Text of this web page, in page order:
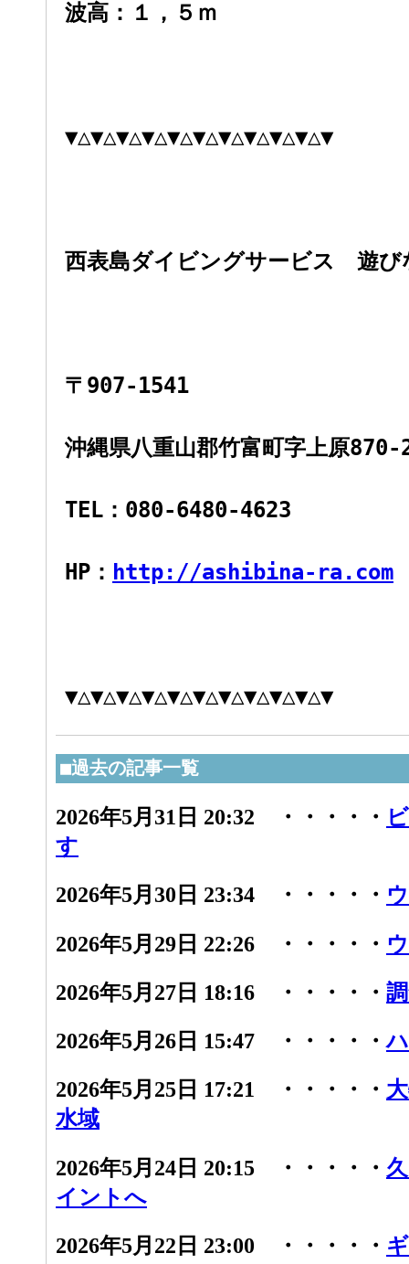
波高：１，５ｍ
▼△▼△▼△▼△▼△▼△▼△▼△▼△▼△▼
西表島ダイビングサービス 遊び
〒907-1541
沖縄県八重山郡竹富町字上原
TEL：080-6480-4623
HP： http://ashibina-ra.com
▼△▼△▼△▼△▼△▼△▼△▼△▼△▼△▼
■過去の記事一覧
2026年5月31日 20:32 ・・・・・
す
2026年5月30日 23:34 ・・・・・
2026年5月29日 22:26 ・・・・・
2026年5月27日 18:16 ・・・・・
2026年5月26日 15:47 ・・・・・
2026年5月25日 17:21 ・・・・・
水域
2026年5月24日 20:15 ・・・・・
イントへ
2026年5月22日 23:00 ・・・・・